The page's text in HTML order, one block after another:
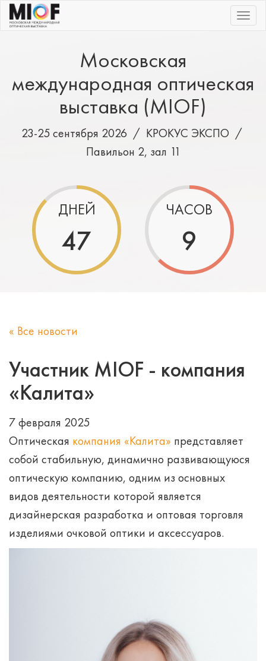
|||
Московская
международная оптическая
выставка (MIOF)
23-25 сентября 2026 / КРОКУС ЭКСПО /
Павильон 2, зал 11
ДНЕЙ
47
ЧАСОВ
9
« Все новости
Участник MIOF - компания
«Калита»
7 февраля 2025
Оптическая компания «Калита» представляет
собой стабильную, динамично развивающуюся
оптическую компанию, одним из основных
видов деятельности которой является
дизайнерская разработка и оптовая торговля
изделиями очковой оптики и аксессуаров.